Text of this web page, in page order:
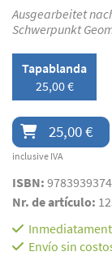
Ausgearbeitet
Schwerpunkt
Tapablanda
25,00 €
25,00 €
inclusive IVA
ISBN:
Nr. de artículo:
Envío sin